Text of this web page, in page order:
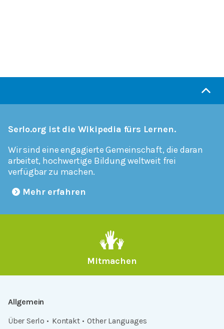
Serlo.org ist die Wikipedia fürs Lernen.
Wir sind eine engagierte Gemeinschaft, die daran
arbeitet, hochwertige Bildung weltweit frei
verfügbar zu machen.
Mehr erfahren
Mitmachen
Allgemein
Über Serlo
Kontakt Other Languages